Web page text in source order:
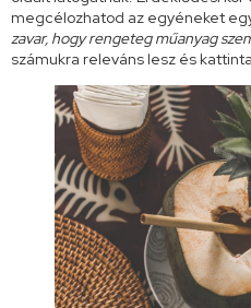
megcélozhatod az egyéneket
zavar, hogy rengeteg műanyag
számukra releváns lesz és